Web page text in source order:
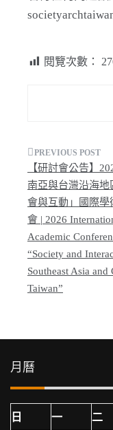
閱覽次數：
文
章
導
覽
【研討會公告】
南亞與台灣沿海地
會與互動」國際學
會 | 2026
Academic
“Society and
Southeast Asia and
Taiwan”
月曆
日 一 二